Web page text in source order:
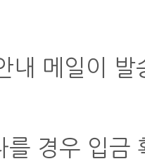
내 메일이
를 경우 입금